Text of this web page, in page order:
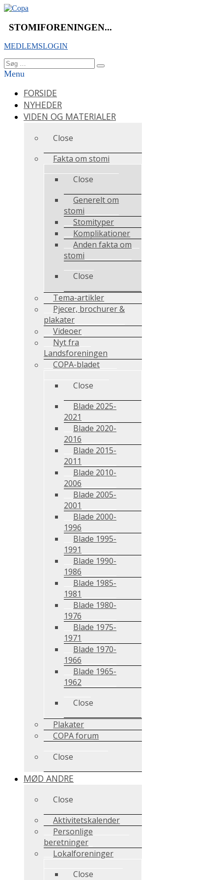
Videre
indhold
STOMIFORENINGEN...
MEDLEMSLOGIN
Søg
efter:
Søg
Menu
FORSIDE
NYHEDER
VIDEN OG MATERIALER
Close
Fakta om stomi
Close
Generelt om
stomi
Stomityper
Komplikationer
Anden fakta om
stomi
Close
Tema-artikler
Pjecer, brochurer &
plakater
Videoer
Nyt fra
Landsforeningen
COPA-bladet
Close
Blade 2025-
2021
Blade 2020-
2016
Blade 2015-
2011
Blade 2010-
2006
Blade 2005-
2001
Blade 2000-
1996
Blade 1995-
1991
Blade 1990-
1986
Blade 1985-
1981
Blade 1980-
1976
Blade 1975-
1971
Blade 1970-
1966
Blade 1965-
1962
Close
Plakater
COPA forum
Close
MØD ANDRE
Close
Aktivitetskalender
Personlige
beretninger
Lokalforeninger
Close